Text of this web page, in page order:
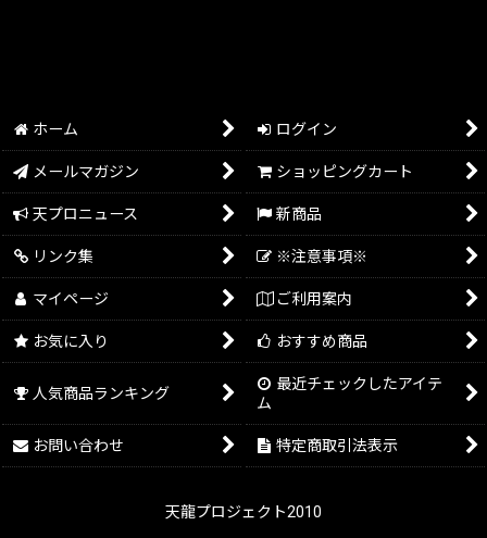
ホーム ログイン
メールマガジン ショッピングカート
天プロニュース 新商品
リンク集 ※注意事項※
マイページ ご利用案内
お気に入り おすすめ商品
人気商品ランキング
最近チェックしたアイテ
ム
お問い合わせ 特定商取引法表示
天龍プロジェクト2010